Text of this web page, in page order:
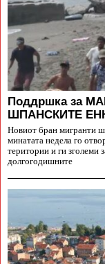
Поддршка за
ШПАНСКИТЕ
Новиот бран мигранти
минатата недела го
територии и ги зголеми
долгогодишните